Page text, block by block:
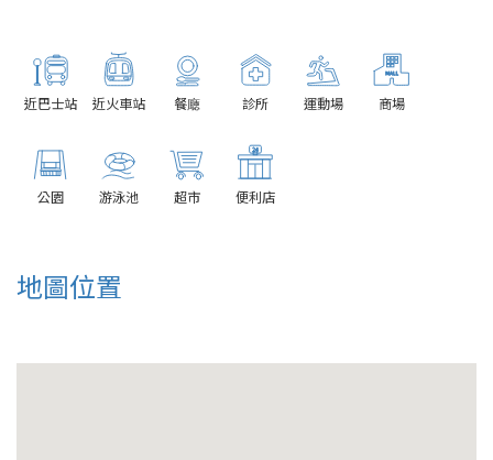
近巴士站 近火車站 餐廰 診所 運動場 商場
公園 游泳池 超市 便利店
地圖位置